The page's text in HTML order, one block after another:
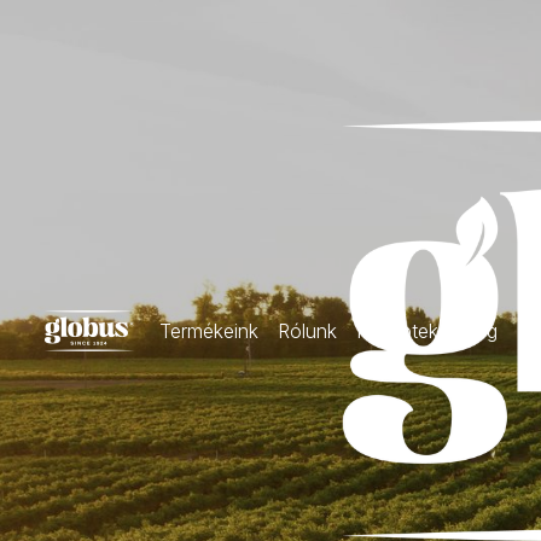
Termékeink Rólunk Receptek Blog